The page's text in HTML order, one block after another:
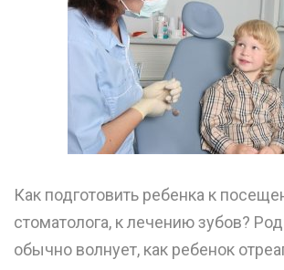
Как подготовить ребенка к
стоматолога, к лечению зубов?
обычно волнует, как ребенок